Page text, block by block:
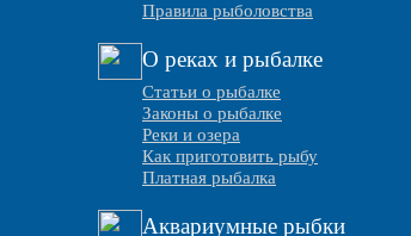
Правила рыболовства
О реках и рыбалке
Статьи о рыбалке
Законы о рыбалке
Реки и озера
Как приготовить рыбу
Платная рыбалка
Аквариумные рыбки